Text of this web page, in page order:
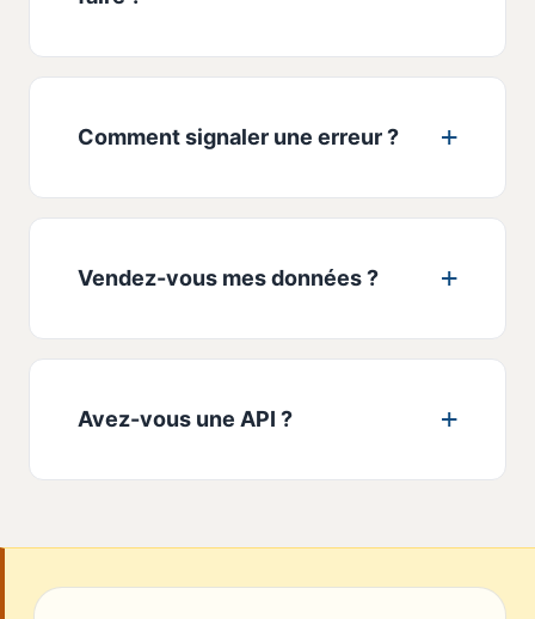
Comment signaler une erreur ?
Vendez-vous mes données ?
Avez-vous une API ?